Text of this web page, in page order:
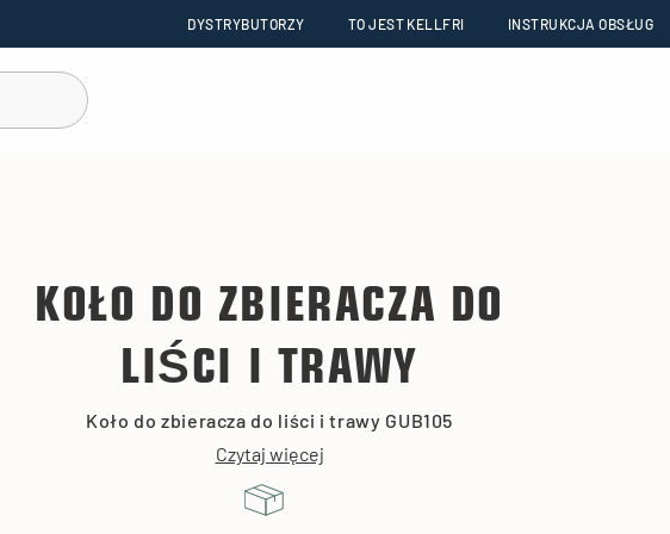
DYSTRYBUTORZY TO JEST KELLFRI INSTRUKCJA OBSŁUG
KOŁO DO ZBIERACZA DO
LIŚCI I TRAWY
Koło do zbieracza do liści i trawy GUB105
Czytaj więcej